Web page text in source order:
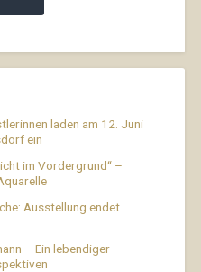
laden am 12. Juni
ein
im Vordergrund“ –
Ausstellung endet
– Ein lebendiger